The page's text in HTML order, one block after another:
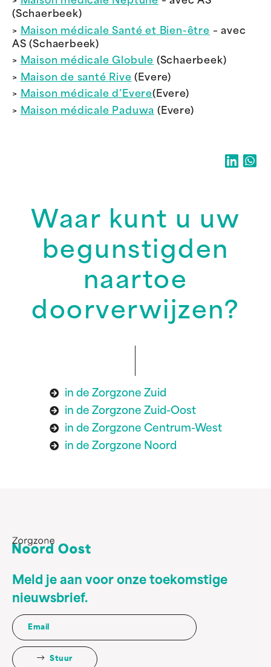
(Schaerbeek)
>
Maison médicale Santé et Bien-être – avec
AS (Schaerbeek)
>
Maison médicale Globule (Schaerbeek)
>
Maison de santé Rive (Evere)
> Maison médicale d’Evere(Evere)
>
Maison médicale Paduwa (Evere)
Waar kunt u uw
begunstigden
naartoe
doorverwijzen?
in de Zorgzone Zuid
in de Zorgzone Zuid-Oost
in de Zorgzone Centrum-West
in de Zorgzone Noord
Meld je aan voor onze toekomstige
nieuwsbrief.
Stuur